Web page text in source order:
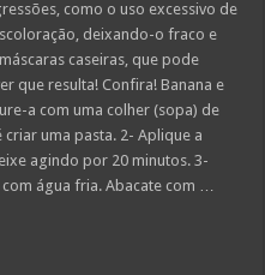
como o uso excessivo de
deixando-o fraco e
caseiras, que pode
que resulta! Confira! Banana e
a com uma colher (sopa) de
uma pasta. 2- Aplique a
agindo por 20 minutos. 3-
água fria. Abacate com …